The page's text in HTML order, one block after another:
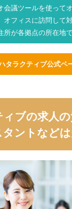
会議ツールを使って
オフィスに訪問して
が各拠点の所在地で
タラクティブ公式ペ
ブの求人
ントなどは